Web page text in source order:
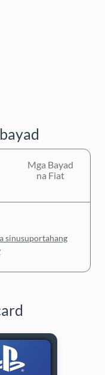
Mga Bayad
na Fiat
sinusuportahang